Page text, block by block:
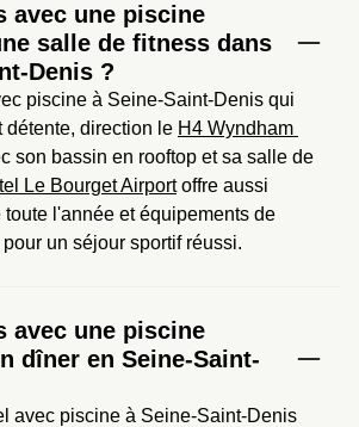
avec une piscine
salle de fitness dans
Denis ?
piscine à Seine-Saint-Denis qui
détente, direction le H4 Wyndham
son bassin en rooftop et sa salle de
Le Bourget Airport offre aussi
l'année et équipements de
un séjour sportif réussi.
avec une piscine
dîner en Seine-Saint-
avec piscine à Seine-Saint-Denis